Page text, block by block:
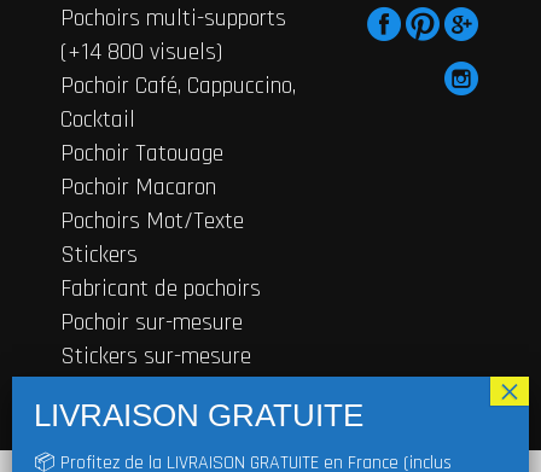
Pochoirs multi-supports
(+14 800 visuels)
Pochoir Café, Cappuccino,
Cocktail
Pochoir Tatouage
Pochoir Macaron
Pochoirs Mot/Texte
Stickers
Fabricant de pochoirs
Pochoir sur-mesure
Stickers sur-mesure
En cliquant sur "J'accepte", vous acceptez de stocker des cookies sur votre
📦 Profitez de la LIVRAISON GRATUITE en France (inclus